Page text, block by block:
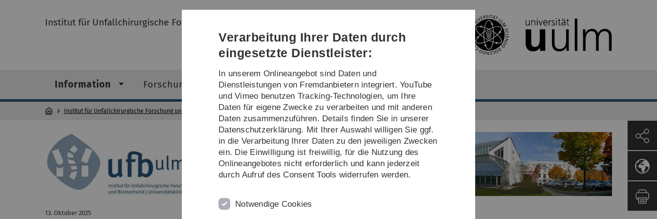
Direkt
Direkt
Direkt
(Sprache,
Drucken,
Social
Direkt
Direkt
Institut für Unfallchirurgische Forschung und Biomechanik
Information Forschungsfelder Lehre Publikationen
Institut für Unfallchirurgische Forschung und Biomechanik Information Aktuelles
13. Oktober 2025
Verarbeitung Ihrer Daten durch
eingesetzte Dienstleister:
In unserem Onlineangebot sind Daten und
Dienstleistungen von Fremdanbietern integriert. YouTube
und Vimeo benutzen Tracking-Technologien, um Ihre
Daten für eigene Zwecke zu verarbeiten und mit anderen
Daten zusammenzuführen. Details finden Sie in unserer
Datenschutzerklärung. Mit Ihrer Auswahl willigen Sie ggf.
in die Verarbeitung Ihrer Daten zu den jeweiligen Zwecken
ein. Die Einwilligung ist freiwillig, für die Nutzung des
Onlineangebotes nicht erforderlich und kann jederzeit
durch Aufruf des Consent Tools widerrufen werden.
Notwendige Cookies